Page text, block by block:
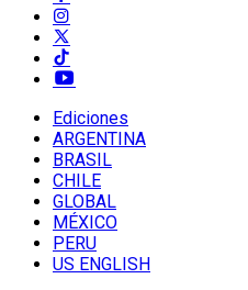
Ediciones
ARGENTINA
BRASIL
CHILE
GLOBAL
MÉXICO
PERU
US ENGLISH